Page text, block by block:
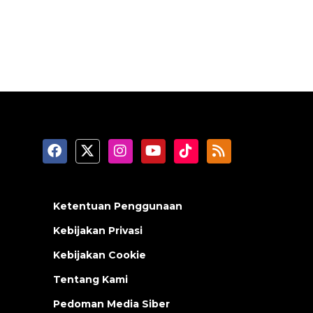
Ketentuan Penggunaan
Kebijakan Privasi
Kebijakan Cookie
Tentang Kami
Pedoman Media Siber